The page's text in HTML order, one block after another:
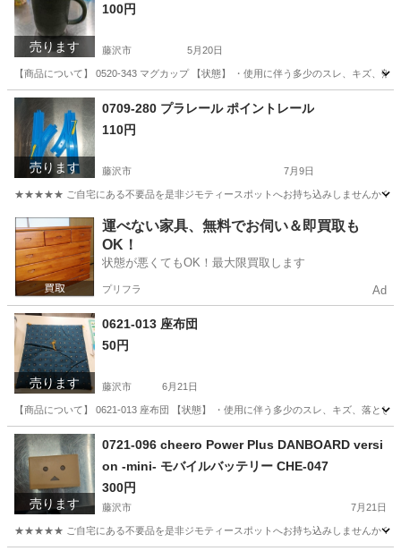
売ります
100円
藤沢市 5月20日
【商品について】 0520-343 マグカップ 【状態】 ・使用に伴う多少のスレ、キズ、
神奈川 藤沢市
売ります
0709-280 プラレール ポイントレール
110円
藤沢市 7月9日
★★★★★ ご自宅にある不要品を是非ジモティースポットへお持ち込みしませんか？
神奈川 藤沢市 おもちゃ プラレール
運べない家具、無料でお伺い＆即買取も
OK！
状態が悪くてもOK！最大限買取します
プリフラ Ad
売ります
0621-013 座布団
50円
藤沢市 6月21日
【商品について】 0621-013 座布団 【状態】 ・使用に伴う多少のスレ、キズ、落と
神奈川 藤沢市
売ります
0721-096 cheero Power Plus DANBOARD versi
on -mini- モバイルバッテリー CHE-047
300円
藤沢市 7月21日
★★★★★ ご自宅にある不要品を是非ジモティースポットへお持ち込みしませんか？